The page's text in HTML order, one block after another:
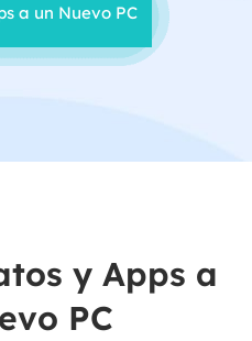
a un Nuevo PC
y Apps a
PC